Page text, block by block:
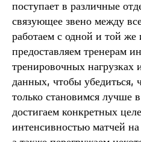
поступает в различные
связующее звено между
работаем с одной и той
предоставляем тренерам
тренировочных нагрузках
данных, чтобы убедиться,
только становимся лучше
достигаем конкретных
интенсивностью матчей